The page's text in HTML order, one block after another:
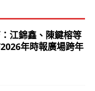
江錦鑫、陳鍵榕等
年時報廣場跨年